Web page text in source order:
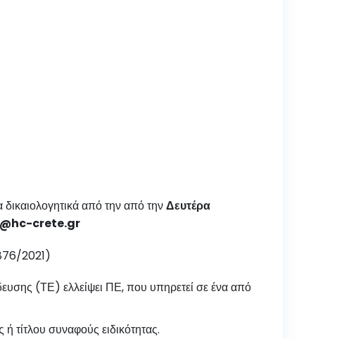
από την από τηνΔευτέρα
hc-crete.gr
2021)
(ΤΕ) ελλείψει ΠΕ, που υπηρετεί σε ένα από
τίτλου συναφούς ειδικότητας.